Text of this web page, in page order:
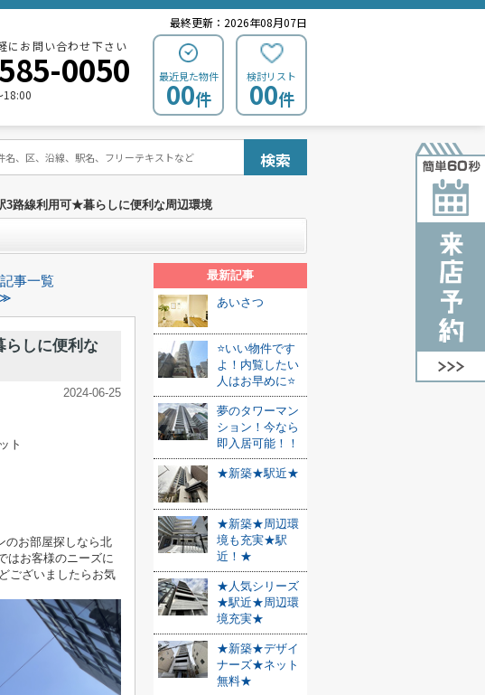
最終更新：2026年08月07日
にお問い合わせ下さい
0050
18:00
最近見た物件
00件
検討リスト
00件
検索
路線利用可★暮らしに便利な周辺環境
記事一覧
≫
しに便利な
2024-06-25
ト
のお部屋探しなら北
はお客様のニーズに
ございましたらお気
最新記事
あいさつ
⭐いい物件です
よ！内覧したい
人はお早めに⭐
夢のタワーマン
ション！今なら
即入居可能！！
★新築★駅近★
★新築★周辺環
境も充実★駅
近！★
★人気シリーズ
★駅近★周辺環
境充実★
★新築★デザイ
ナーズ★ネット
無料★